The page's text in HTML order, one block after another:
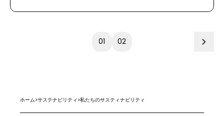
01 02
ホーム>サステナビリティ >私たちのサスティナビリティ